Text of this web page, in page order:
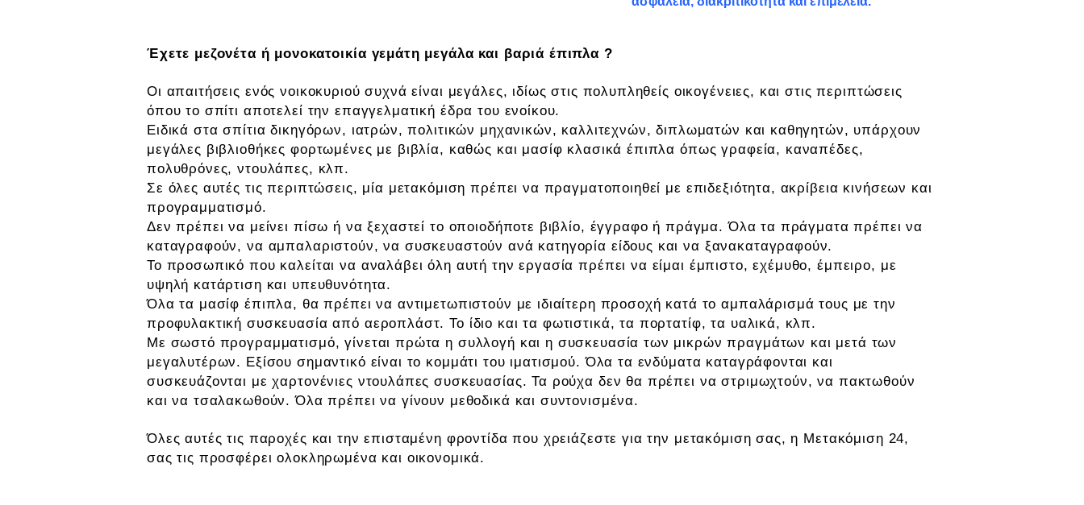
Έχετε μεζονέτα ή μονοκατοικία γεμάτη μεγάλα και βαριά έπιπλα ?
Οι απαιτήσεις ενός νοικοκυριού συχνά είναι μεγάλες, ιδίως στις πολυπληθείς οικογένειες, και στις περιπτώσεις
όπου το σπίτι αποτελεί την επαγγελματική έδρα του ενοίκου.
Ειδικά στα σπίτια δικηγόρων, ιατρών, πολιτικών μηχανικών, καλλιτεχνών, διπλωματών και καθηγητών, υπάρχουν
μεγάλες βιβλιοθήκες φορτωμένες με βιβλία, καθώς και μασίφ κλασικά έπιπλα όπως γραφεία, καναπέδες,
πολυθρόνες, ντουλάπες, κλπ.
Σε όλες αυτές τις περιπτώσεις, μία μετακόμιση πρέπει να πραγματοποιηθεί με επιδεξιότητα, ακρίβεια κινήσεων και
προγραμματισμό.
Δεν πρέπει να μείνει πίσω ή να ξεχαστεί το οποιοδήποτε βιβλίο, έγγραφο ή πράγμα. Όλα τα πράγματα πρέπει να
καταγραφούν, να αμπαλαριστούν, να συσκευαστούν ανά κατηγορία είδους και να ξανακαταγραφούν.
Το προσωπικό που καλείται να αναλάβει όλη αυτή την εργασία πρέπει να είμαι έμπιστο, εχέμυθο, έμπειρο, με
υψηλή κατάρτιση και υπευθυνότητα.
Όλα τα μασίφ έπιπλα, θα πρέπει να αντιμετωπιστούν με ιδιαίτερη προσοχή κατά το αμπαλάρισμά τους με την
προφυλακτική συσκευασία από αεροπλάστ. Το ίδιο και τα φωτιστικά, τα πορτατίφ, τα υαλικά, κλπ.
Με σωστό προγραμματισμό, γίνεται πρώτα η συλλογή και η συσκευασία των μικρών πραγμάτων και μετά των
μεγαλυτέρων. Εξίσου σημαντικό είναι το κομμάτι του ιματισμού. Όλα τα ενδύματα καταγράφονται και
συσκευάζονται με χαρτονένιες ντουλάπες συσκευασίας. Τα ρούχα δεν θα πρέπει να στριμωχτούν, να πακτωθούν
και να τσαλακωθούν. Όλα πρέπει να γίνουν μεθοδικά και συντονισμένα.
Όλες αυτές τις παροχές και την επισταμένη φροντίδα που χρειάζεστε για την μετακόμιση σας, η Μετακόμιση 24,
σας τις προσφέρει ολοκληρωμένα και οικονομικά.